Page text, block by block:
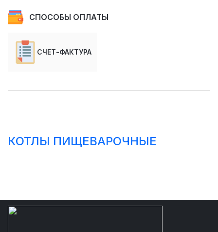
СПОСОБЫ ОПЛАТЫ
СЧЕТ-ФАКТУРА
КОТЛЫ ПИЩЕВАРОЧНЫЕ